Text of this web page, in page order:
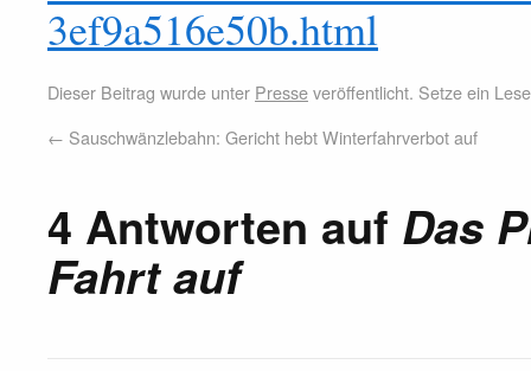
3ef9a516e50b.html
Dieser Beitrag wurde unter Presseveröffentlicht. Setze ein
← Sauschwänzlebahn: Gericht hebt Winterfahrverbot auf
4 Antworten auf Das
Fahrt auf